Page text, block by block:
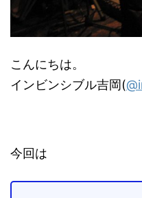
こんにちは。
インビンシブル吉岡(
今回は